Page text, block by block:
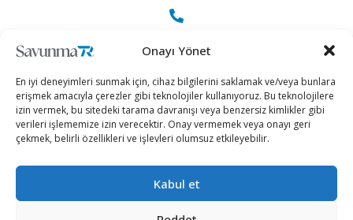
Onayı Yönet
En iyi deneyimleri sunmak için, cihaz bilgilerini saklamak ve/veya bunlara
erişmek amacıyla çerezler gibi teknolojiler kullanıyoruz. Bu teknolojilere
izin vermek, bu sitedeki tarama davranışı veya benzersiz kimlikler gibi
verileri işlememize izin verecektir. Onay vermemek veya onayı geri
çekmek, belirli özellikleri ve işlevleri olumsuz etkileyebilir.
Kabul et
+90 530 308 17 96
iletisim@savunmatr.com
2026 © Savunma TR. Tüm Hakları Saklıdır.